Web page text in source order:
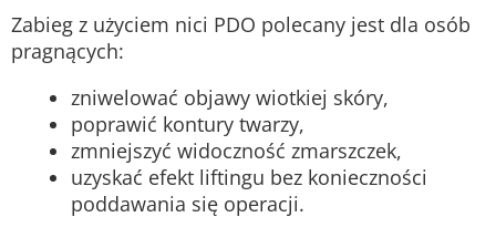
Zabieg z użyciem nici PDO polecany jest dla osób
pragnących:
zniwelować objawy wiotkiej skóry,
poprawić kontury twarzy,
zmniejszyć widoczność zmarszczek,
uzyskać efekt liftingu bez konieczności
poddawania się operacji.